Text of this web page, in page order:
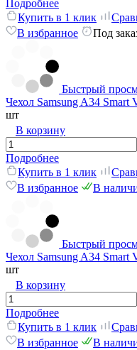
Подробнее
Купить в 1 клик
В избранное
Под
Быстрый
Чехол Samsung A34 Smart
шт
В корзину
Подробнее
Купить в 1 клик
В избранное
В
Быстрый
Чехол Samsung A34 Smart
шт
В корзину
Подробнее
Купить в 1 клик
В избранное
В